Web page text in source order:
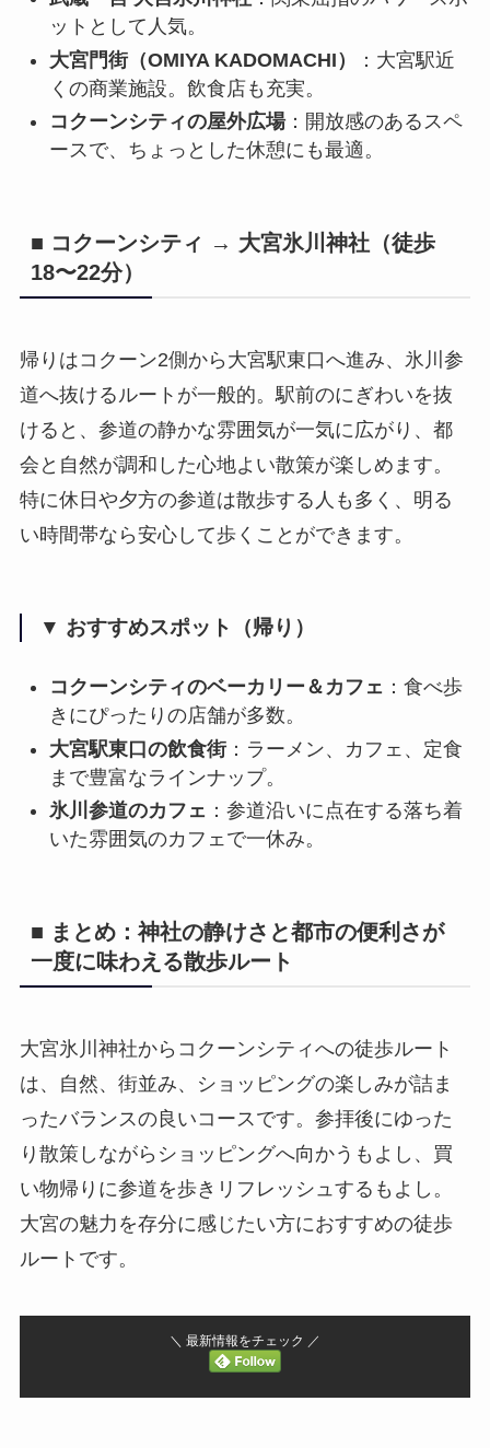
ットとして人気。
大宮門街（OMIYA KADOMACHI）
：大宮駅近
くの商業施設。飲食店も充実。
コクーンシティの屋外広場：開放感のあるスペ
ースで、ちょっとした休憩にも最適。
■ コクーンシティ → 大宮氷川神社（徒歩
18〜22分）
帰りはコクーン2側から大宮駅東口へ進み、氷川参
道へ抜けるルートが一般的。駅前のにぎわいを抜
けると、参道の静かな雰囲気が一気に広がり、都
会と自然が調和した心地よい散策が楽しめます。
特に休日や夕方の参道は散歩する人も多く、明る
い時間帯なら安心して歩くことができます。
▼ おすすめスポット（帰り）
コクーンシティのベーカリー＆カフェ ：食べ歩
きにぴったりの店舗が多数。
大宮駅東口の飲食街：ラーメン、カフェ、定食
まで豊富なラインナップ。
氷川参道のカフェ ：参道沿いに点在する落ち着
いた雰囲気のカフェで一休み。
■ まとめ：神社の静けさと都市の便利さが
一度に味わえる散歩ルート
大宮氷川神社からコクーンシティへの徒歩ルート
は、自然、街並み、ショッピングの楽しみが詰ま
ったバランスの良いコースです。参拝後にゆった
り散策しながらショッピングへ向かうもよし、買
い物帰りに参道を歩きリフレッシュするもよし。
大宮の魅力を存分に感じたい方におすすめの徒歩
ルートです。
＼ 最新情報をチェック ／